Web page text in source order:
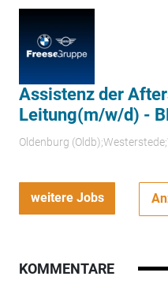
Assistenz der
Leitung(m/w/d) -
Oldenburg
weitere Jobs
KOMMENTARE